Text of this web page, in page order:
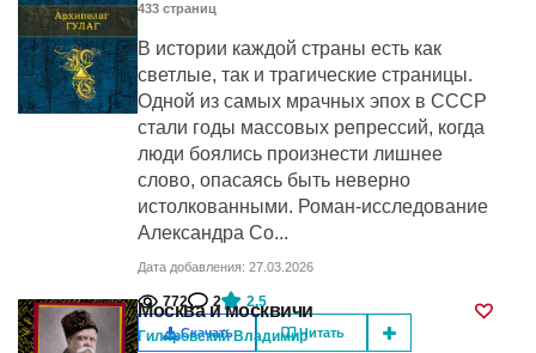
433 cтраниц
В истории каждой страны есть как
светлые, так и трагические страницы.
Одной из самых мрачных эпох в СССР
стали годы массовых репрессий, когда
люди боялись произнести лишнее
слово, опасаясь быть неверно
истолкованными. Роман-исследование
Александра Со...
Дата добавления: 27.03.2026
772 2 2.5
Скачать Читать
Москва и москвичи
Гиляровский Владимир